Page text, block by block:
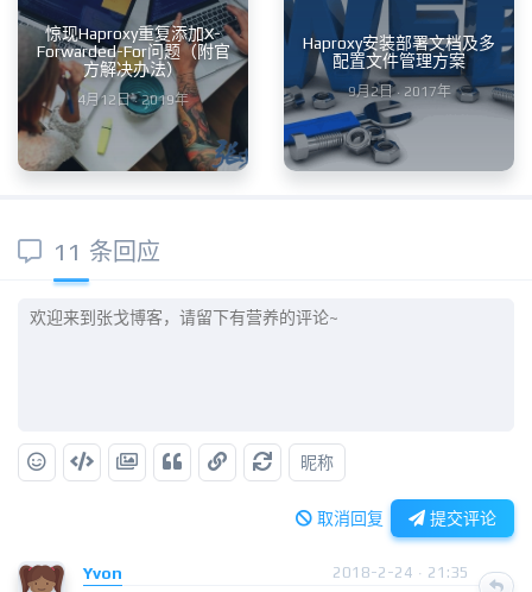
惊现Haproxy重复添加X-
Forwarded-For问题（附官
方解决办法）
4月12日 · 2019年
Haproxy安装部署文档及多
配置文件管理方案
9月2日 · 2017年
11 条回应
昵称
取消回复 提交评论
Yvon 2018-2-24 · 21:35